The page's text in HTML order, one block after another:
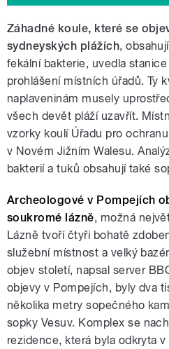
Záhadné koule, které se
sydneyských plážích,
fekální bakterie, uvedla
prohlášení místních úřadů. Ty
naplaveninám musely
všech devět pláží uzavřít.
vzorky koulí Úřadu pro
v Novém Jižním Walesu.
bakterií a tuků obsahují také
Archeologové v Pompejích
soukromé lázně, možná
Lázně tvoří čtyři bohatě
služební místnost a velký
objev století, napsal server
objevy v Pompejích, byly dva
několika metry sopečného
sopky Vesuv. Komplex se
rezidence, která byla odkryta